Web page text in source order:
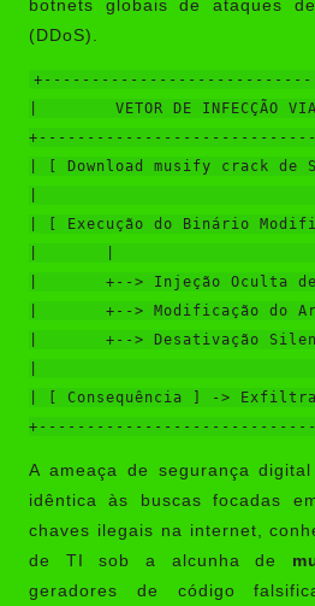
botnets globais de ataques
(DDoS).
|        VETOR DE INFECÇÃO
| [ Download musify
| [ Execução do Binário
|       +--> Injeção Oculta
|       +--> Modificação do
|       +--> Desativação
| [ Consequência ] ->
A ameaça de segurança
idêntica às buscas focadas
chaves ilegais na internet,
de TI sob a alcunha de
geradores de código